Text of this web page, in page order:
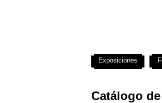
Catálogo
Exposiciones